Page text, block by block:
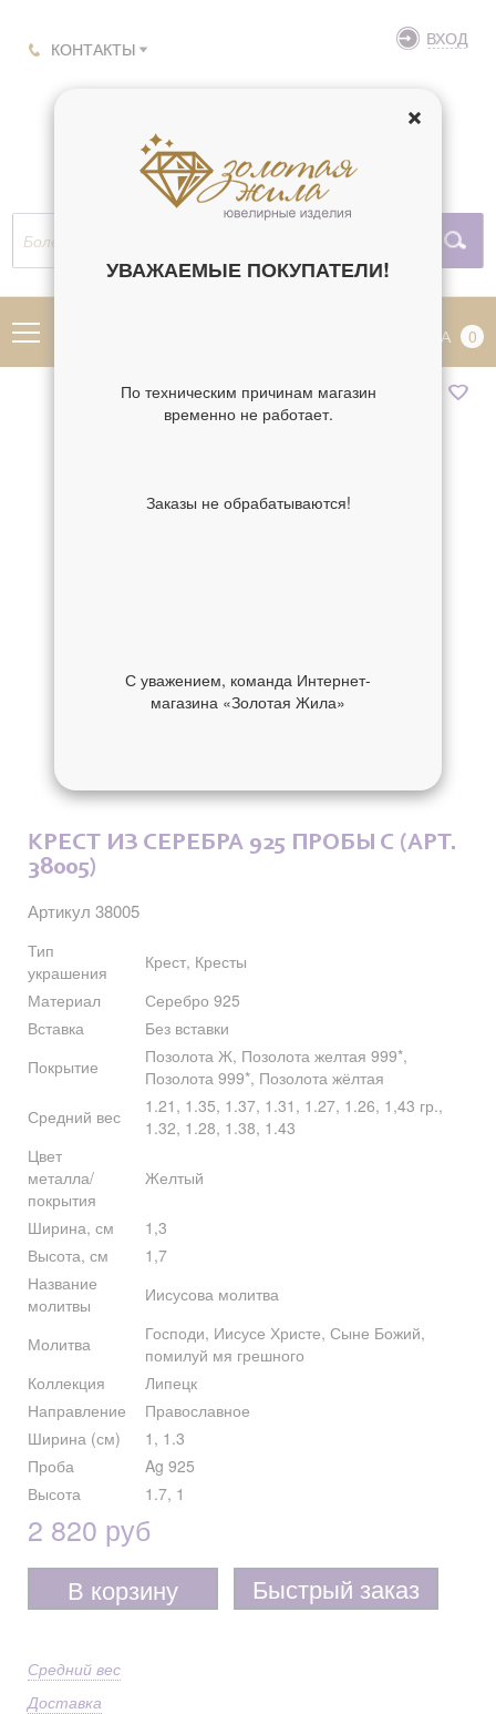
КОНТАКТЫ ВХОД
КОРЗИНА 0
КРЕСТ ИЗ СЕРЕБРА 925 ПРОБЫ С (АРТ.
38005)
Артикул 38005
Тип
украшения
Крест, Кресты
Материал
Серебро 925
Вставка
Без вставки
Покрытие
Позолота Ж, Позолота желтая 999*,
Позолота 999*, Позолота жёлтая
Средний вес
1.21, 1.35, 1.37, 1.31, 1.27, 1.26, 1,43 гр.,
1.32, 1.28, 1.38, 1.43
Цвет
металла/
покрытия
Желтый
Ширина, см
1,3
Высота, см
1,7
Название
молитвы
Иисусова молитва
Молитва
Господи, Иисусе Христе, Сыне Божий,
помилуй мя грешного
Коллекция
Липецк
Направление
Православное
Ширина (см)
1, 1.3
Проба
Ag 925
Высота
1.7, 1
2 820 руб
В корзину Быстрый заказ
Средний вес
Доставка
УВАЖАЕМЫЕ ПОКУПАТЕЛИ!
По техническим причинам магазин
временно не работает.
Заказы не обрабатываются!
С уважением, команда Интернет-
магазина «Золотая Жила»